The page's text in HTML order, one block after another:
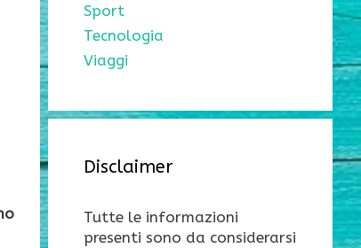
Sport
Tecnologia
Viaggi
Disclaimer
Tutte le informazioni
presenti sono da considerarsi